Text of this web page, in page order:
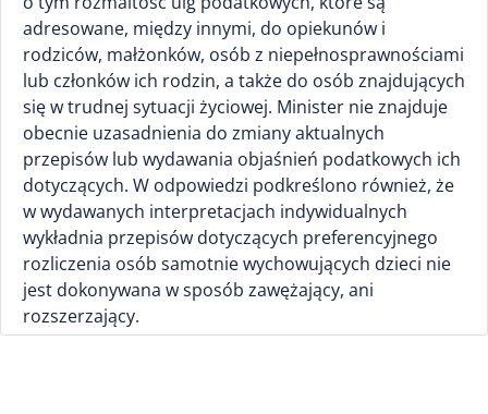
adresowane, między innymi, do opiekunów i
rodziców, małżonków, osób z niepełnosprawnościami
lub członków ich rodzin, a także do osób znajdujących
się w trudnej sytuacji życiowej. Minister nie znajduje
obecnie uzasadnienia do zmiany aktualnych
przepisów lub wydawania objaśnień podatkowych ich
dotyczących. W odpowiedzi podkreślono również, że
w wydawanych interpretacjach indywidualnych
wykładnia przepisów dotyczących preferencyjnego
rozliczenia osób samotnie wychowujących dzieci nie
jest dokonywana w sposób zawężający, ani
rozszerzający.